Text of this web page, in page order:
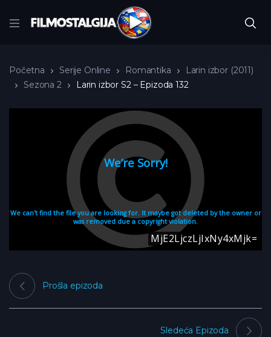
Početna Serije Online Romantika
Larin izbor (2011)
Sezona 2
Larin izbor S2 – Epizoda 132
Prošla epizoda
Sledeća Epizoda